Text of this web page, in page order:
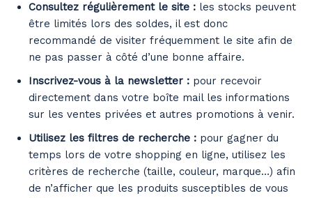
Consultez régulièrement le site : les stocks peuvent
être limités lors des soldes, il est donc
recommandé de visiter fréquemment le site afin de
ne pas passer à côté d’une bonne affaire.
Inscrivez-vous à la newsletter : pour recevoir
directement dans votre boîte mail les informations
sur les ventes privées et autres promotions à venir.
Utilisez les filtres de recherche : pour gagner du
temps lors de votre shopping en ligne, utilisez les
critères de recherche (taille, couleur, marque…) afin
de n’afficher que les produits susceptibles de vous